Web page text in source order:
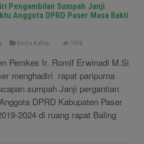
Pengambilan Sumpah Janji
Anggota DPRD Paser Masa Bakti
Berita Kaltim 1976
Pemkes Ir. Romif Erwinadi M.Si
menghadiri rapat paripurna
sumpah Janji pergantian
DPRD Kabupaten Paser
2024 di ruang rapat Baling